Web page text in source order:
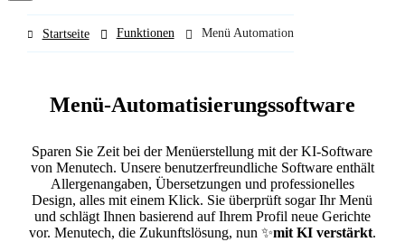
Startseite Funktionen Menü Automation
Menü-Automatisierungssoftware
Sparen Sie Zeit bei der Menüerstellung mit der KI-Software
von Menutech. Unsere benutzerfreundliche Software enthält
Allergenangaben, Übersetzungen und professionelles
Design, alles mit einem Klick. Sie überprüft sogar Ihr Menü
und schlägt Ihnen basierend auf Ihrem Profil neue Gerichte
vor. Menutech, die Zukunftslösung, nun ✨mit KI verstärkt.